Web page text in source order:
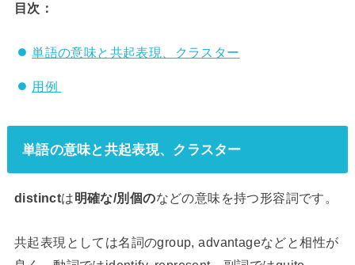
目次：
単語の意味と共起表現、クラスター
用例
単語の意味と共起表現、クラスター
distinctは明確な/別個のなどの意味を持つ形容詞です。
共起表現としては名詞のgroup, advantageなどと相性が